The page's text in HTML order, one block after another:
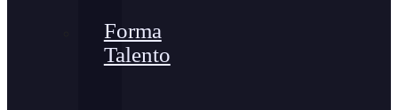
Forma
Talento